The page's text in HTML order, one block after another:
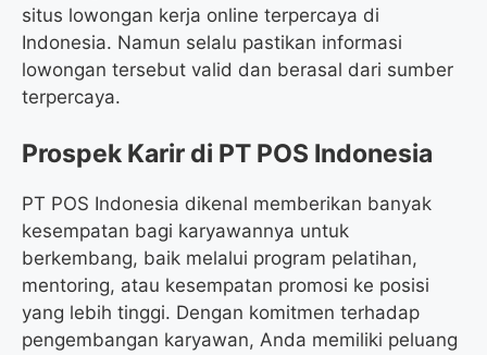
situs lowongan kerja online terpercaya di
Indonesia. Namun selalu pastikan informasi
lowongan tersebut valid dan berasal dari sumber
terpercaya.
Prospek Karir di PT POS Indonesia
PT POS Indonesia dikenal memberikan banyak
kesempatan bagi karyawannya untuk
berkembang, baik melalui program pelatihan,
mentoring, atau kesempatan promosi ke posisi
yang lebih tinggi. Dengan komitmen terhadap
pengembangan karyawan, Anda memiliki peluang